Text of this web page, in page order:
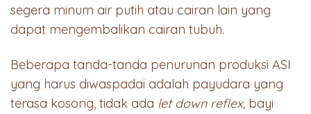
segera minum air putih atau cairan lain yang
dapat mengembalikan cairan tubuh.
Beberapa tanda-tanda penurunan produksi ASI
yang harus diwaspadai adalah payudara yang
terasa kosong, tidak ada let down reflex, bayi